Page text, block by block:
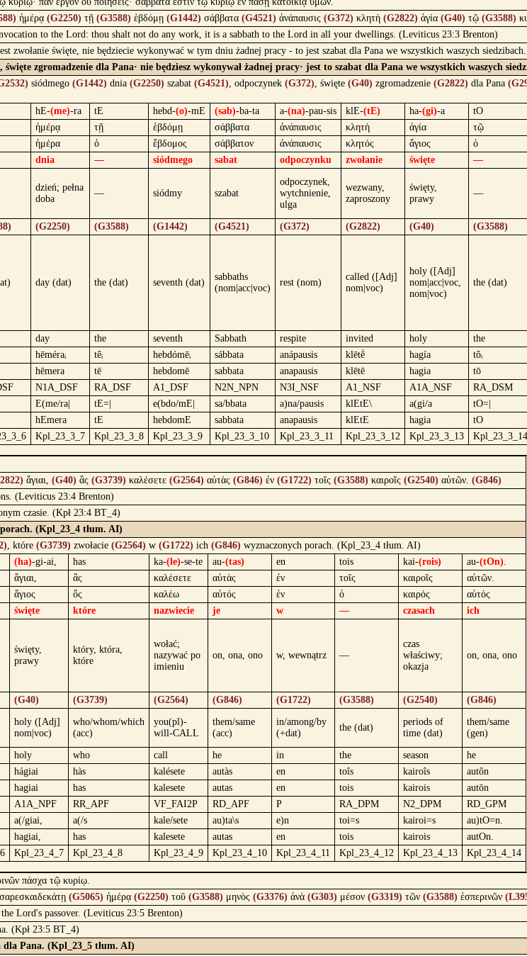
ἡμέρᾳ (G2250) τῇ (G3588) ἑβδόμῃ (G1442) σάββατα (G4521) ἀνάπαυσις (G372) κλητὴ (G2822) ἁγία (G40) τῷ (G3588)
to the Lord: thou shalt not do any work, it is a sabbath to the Lord in all your dwellings. (Leviticus 23:3 Brenton)
zwołanie święte, nie będziecie wykonywać w tym dniu żadnej pracy - to jest szabat dla Pana we wszystkich waszych
zgromadzenie dla Pana· nie będziesz wykonywał żadnej pracy· jest to szabat dla Pana we wszystkich waszych
siódmego (G1442) dnia (G2250) szabat (G4521), odpoczynek (G372), święte (G40) zgromadzenie (G2822) dla Pana
hE-(me)-ra tE hebd-(o)-mE (sab)-ba-ta a-(na)-pau-sis klE-(tE) ha-(gi)-a
tO
ἡμέρᾳ τῇ ἑβδόμῃ σάββατα ἀνάπαυσις κλητὴ ἁγία
τῷ
ἡμέρα ὁ ἕβδομος σάββατον ἀνάπαυσις κλητός ἅγιος
ὁ
dnia — siódmego sabat odpoczynku zwołanie święte —
dzień; pełna
doba
— siódmy szabat
odpoczynek,
wytchnienie,
ulga
wezwany,
zaproszony
święty,
prawy
—
(G2250) (G3588) (G1442) (G4521) (G372) (G2822) (G40) (G3588)
day (dat) the (dat) seventh (dat)
sabbaths
(nom|acc|voc)
rest (nom)
called ([Adj]
nom|voc)
holy ([Adj]
nom|acc|voc,
nom|voc)
the (dat)
day the seventh Sabbath respite invited holy
the
hēméraᵢ têᵢ hebdómēᵢ sábbata anápausis klētḕ hagía
tôᵢ
hēmera tē hebdomē sabbata anapausis klētē hagia
tō
N1A_DSF RA_DSF A1_DSF N2N_NPN N3I_NSF A1_NSF A1A_NSF
RA_DSM
E(me/ra| tE=| e(bdo/mE| sa/bbata a)na/pausis klEtE\ a(gi/a
tO=|
hEmera tE hebdomE sabbata anapausis klEtE hagia
tO
Kpl_23_3_7 Kpl_23_3_8 Kpl_23_3_9 Kpl_23_3_10 Kpl_23_3_11 Kpl_23_3_12 Kpl_23_3_13 Kpl_23_3_14
ἅγιαι, (G40) ἃς (G3739) καλέσετε (G2564) αὐτὰς (G846) ἐν (G1722) τοῖς (G3588) καιροῖς (G2540) αὐτῶν. (G846)
(Leviticus 23:4 Brenton)
czasie. (Kpł 23:4 BT_4)
(Kpl_23_4 tłum. AI)
, które (G3739) zwołacie (G2564) w (G1722) ich (G846) wyznaczonych porach. (Kpl_23_4 tłum. AI)
(ha)-gi-ai, has ka-(le)-se-te au-(tas) en tois kai-(rois) au-(tOn).
ἅγιαι, ἃς καλέσετε αὐτὰς ἐν τοῖς καιροῖς
αὐτῶν.
ἅγιος ὅς καλέω αὐτός ἐν ὁ καιρός
αὐτός
święte które nazwiecie je w — czasach ich
święty,
prawy
który, która,
które
wołać;
nazywać po
imieniu
on, ona, ono w, wewnątrz —
czas
właściwy;
okazja
on, ona, ono
(G40) (G3739) (G2564) (G846) (G1722) (G3588) (G2540) (G846)
holy ([Adj]
nom|voc)
who/whom/which
(acc)
you(pl)-
will-CALL
them/same
(acc)
in/among/by
(+dat)
the (dat)
periods of
time (dat)
them/same
(gen)
holy who call he in the season
he
hágiai hàs kalésete autàs en toîs kairoîs
autôn
hagiai has kalesete autas en tois kairois
autōn
A1A_NPF RR_APF VF_FAI2P RD_APF P RA_DPM N2_DPM
RD_GPM
a(/giai, a(/s kale/sete au)ta\s e)n toi=s kairoi=s
au)tO=n.
hagiai, has kalesete autas en tois kairois
autOn.
Kpl_23_4_7 Kpl_23_4_8 Kpl_23_4_9 Kpl_23_4_10 Kpl_23_4_11 Kpl_23_4_12 Kpl_23_4_13 Kpl_23_4_14
πάσχα τῷ κυρίῳ.
(G5065) ἡμέρᾳ (G2250) τοῦ (G3588) μηνὸς (G3376) ἀνὰ (G303) μέσον (G3319) τῶν (G3588) ἑσπερινῶν
Lord's passover. (Leviticus 23:5 Brenton)
(Kpł 23:5 BT_4)
dla Pana. (Kpl_23_5 tłum. AI)